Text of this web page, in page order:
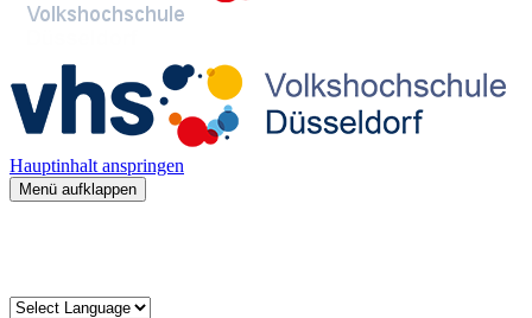
Hauptinhalt anspringen
Menü aufklappen